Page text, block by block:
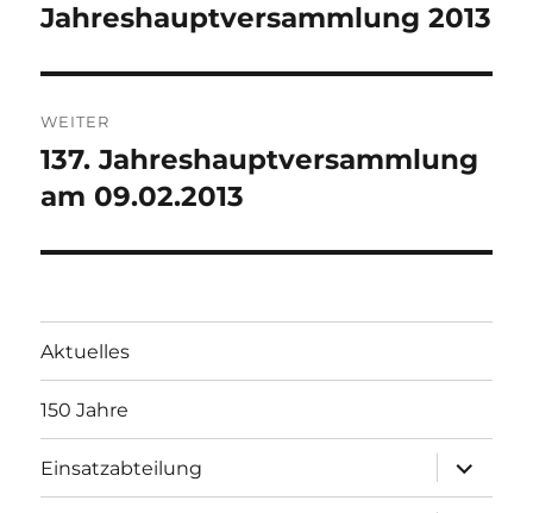
Beitrag:
Jahreshauptversammlung 2013
WEITER
Nächster
Beitrag:
137. Jahreshauptversammlung
am 09.02.2013
Aktuelles
150 Jahre
Einsatzabteilung
öffnen